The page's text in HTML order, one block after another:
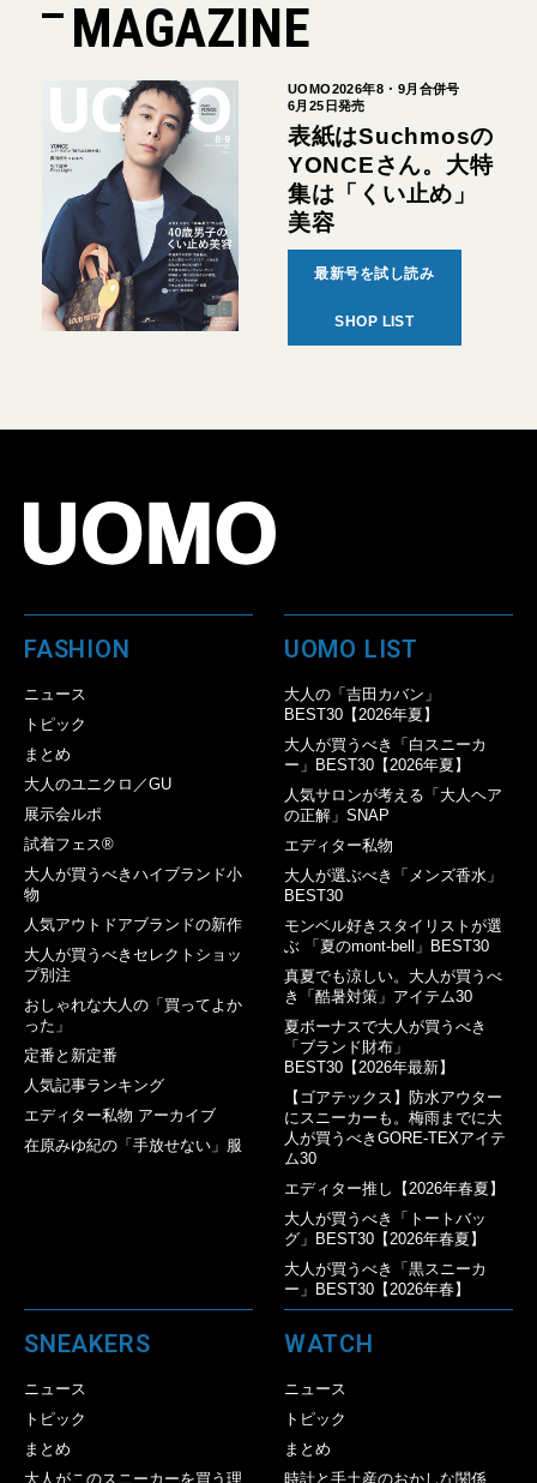
MAGAZINE
UOMO2026年8・9月合併号
6月25日発売
表紙はSuchmosの
YONCEさん。大特
集は「くい止め」
美容
最新号を試し読み
SHOP LIST
FASHION
ニュース
トピック
まとめ
大人のユニクロ／GU
展示会ルポ
試着フェス®︎
大人が買うべきハイブランド小
物
人気アウトドアブランドの新作
大人が買うべきセレクトショッ
プ別注
おしゃれな大人の「買ってよか
った」
定番と新定番
人気記事ランキング
エディター私物 アーカイブ
在原みゆ紀の「手放せない」服
UOMO LIST
大人の「吉田カバン」
BEST30【2026年夏】
大人が買うべき「白スニーカ
ー」BEST30【2026年夏】
人気サロンが考える「大人ヘア
の正解」SNAP
エディター私物
大人が選ぶべき「メンズ香水」
BEST30
モンベル好きスタイリストが選
ぶ 「夏のmont-bell」BEST30
真夏でも涼しい。大人が買うべ
き「酷暑対策」アイテム30
夏ボーナスで大人が買うべき
「ブランド財布」
BEST30【2026年最新】
【ゴアテックス】防水アウター
にスニーカーも。梅雨までに大
人が買うべきGORE-TEXアイテ
ム30
エディター推し【2026年春夏】
大人が買うべき「トートバッ
グ」BEST30【2026年春夏】
大人が買うべき「黒スニーカ
ー」BEST30【2026年春】
SNEAKERS
ニュース
トピック
まとめ
大人がこのスニーカーを買う理
WATCH
ニュース
トピック
まとめ
時計と手土産のおかしな関係